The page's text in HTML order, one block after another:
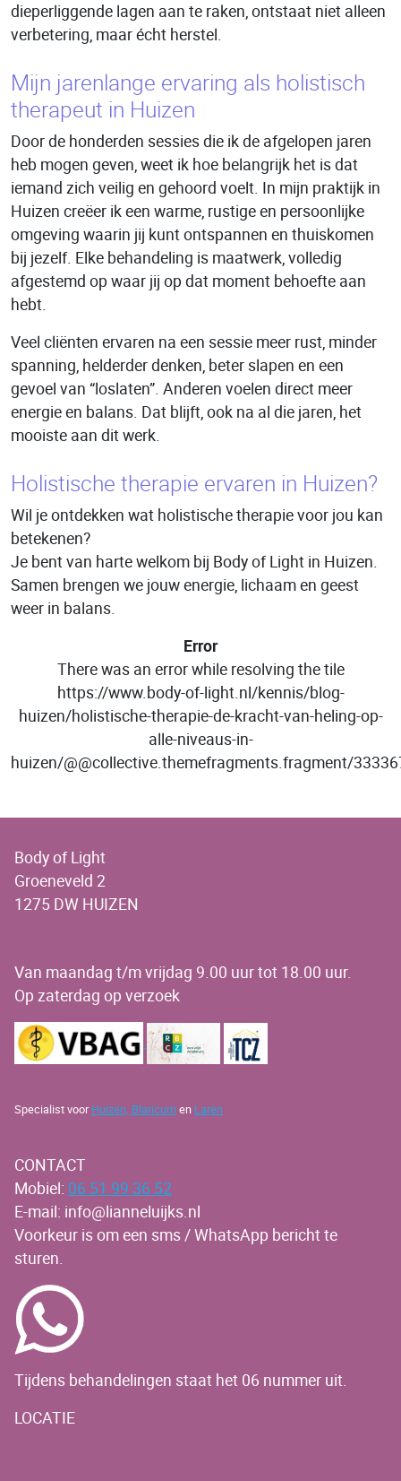
dieperliggende lagen aan te raken, ontstaat niet alleen
verbetering, maar écht herstel.
Mijn jarenlange ervaring als holistisch
therapeut in Huizen
Door de honderden sessies die ik de afgelopen jaren
heb mogen geven, weet ik hoe belangrijk het is dat
iemand zich veilig en gehoord voelt. In mijn praktijk in
Huizen creëer ik een warme, rustige en persoonlijke
omgeving waarin jij kunt ontspannen en thuiskomen
bij jezelf. Elke behandeling is maatwerk, volledig
afgestemd op waar jij op dat moment behoefte aan
hebt.
Veel cliënten ervaren na een sessie meer rust, minder
spanning, helderder denken, beter slapen en een
gevoel van “loslaten”. Anderen voelen direct meer
energie en balans. Dat blijft, ook na al die jaren, het
mooiste aan dit werk.
Holistische therapie ervaren in Huizen?
Wil je ontdekken wat holistische therapie voor jou kan
betekenen?
Je bent van harte welkom bij Body of Light in Huizen.
Samen brengen we jouw energie, lichaam en geest
weer in balans.
Error
There was an error while resolving the tile
https://www.body-of-light.nl/kennis/blog-
huizen/holistische-therapie-de-kracht-van-heling-op-
alle-niveaus-in-
huizen/@@collective.themefragments.fragment/
Body of Light
Groeneveld 2
1275 DW HUIZEN
Van maandag t/m vrijdag 9.00 uur tot 18.00 uur.
Op zaterdag op verzoek
Specialist voor Huizen, Blaricumen Laren
CONTACT
Mobiel: 06 51 99 36 52
E-mail: info@lianneluijks.nl
Voorkeur is om een sms / WhatsApp bericht te
sturen.
Tijdens behandelingen staat het 06 nummer uit.
LOCATIE